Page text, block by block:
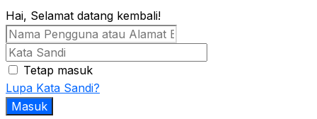
Hai, Selamat datang kembali!
Tetap masuk
Lupa Kata Sandi?
Masuk